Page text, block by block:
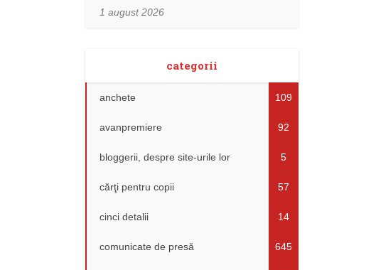
1 august 2026
categorii
anchete 109
avanpremiere 92
bloggerii, despre site-urile lor 5
cărţi pentru copii 57
cinci detalii 14
comunicate de presă 645